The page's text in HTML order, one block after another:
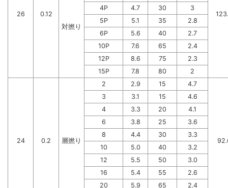
26 0.12
対撚り
4P 4.7 30
3
5P
5.1 35
2.8
6P
5.6 40
2.7
10P
7.6 65
2.4
12P
8.6 75
2.3
15P
7.8 80 2
24 0.2 層撚り
2 2.9 15 4.7
3 3.1 15
4.6
4
3.3 20
4.1
6
3.8 25
3.6
8
4.4 30
3.3
10
5.0 40
3.2
12
5.5 50
3.0
16
5.4 55
2.6
20
5.9 65
2.4